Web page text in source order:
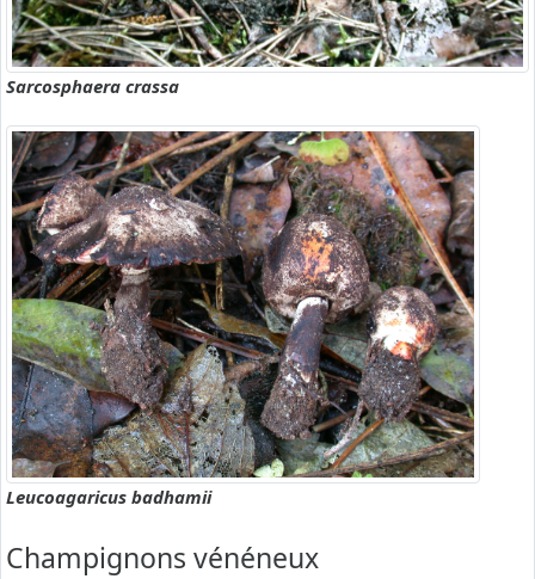
Sarcosphaera crassa
Leucoagaricus badhamii
Champignons vénéneux